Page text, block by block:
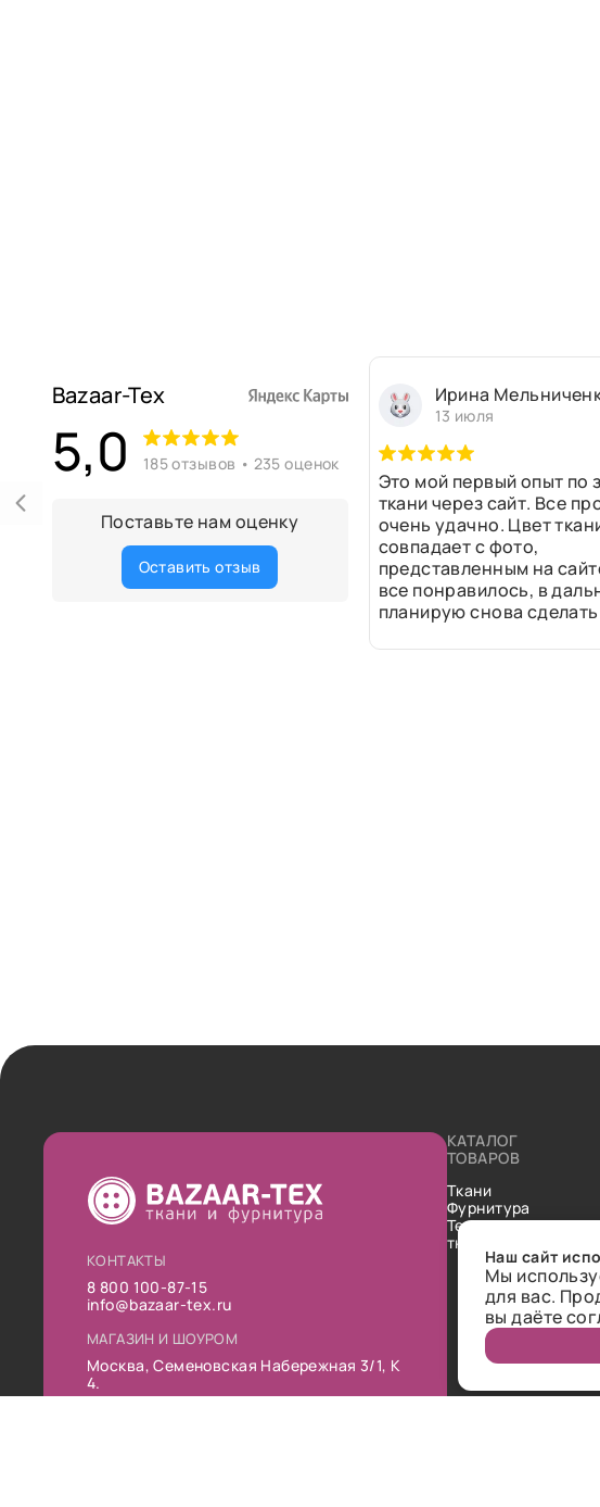
Bazaar-Tex
5,0 185 отзывов • 235 оценок
Поставьте нам оценку
Оставить отзыв
Ирина
13 июля
Это мой первый опыт по
ткани через сайт. Все
очень удачно. Цвет
совпадает с фото,
представленным на
все понравилось, в
планирую снова сделать
КОНТАКТЫ
8 800 100-87-15
info@bazaar-tex.ru
МАГАЗИН И ШОУРОМ
Москва, Семеновская Набережная 3/1, К
4.
КАТАЛОГ
ТОВАРОВ
Ткани
Фурнитура
Технические
ткани
Наш сайт
Мы
для вас.
вы даёте